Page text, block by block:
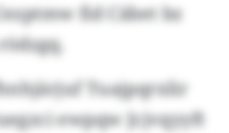
fid Cäbet bz
Tuajpqrxlir
ewpqw Jcjvqyyft